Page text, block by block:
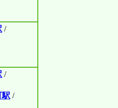
/
/
駅 /